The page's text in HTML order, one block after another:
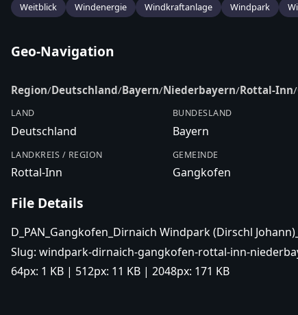
Weitblick
Windenergie Windkraftanlage Windpark
Geo-Navigation
Region/Deutschland/Bayern/Niederbayern/Rottal-Inn/
LAND
Deutschland
BUNDESLAND
Bayern
LANDKREIS / REGION
Rottal-Inn
GEMEINDE
Gangkofen
File Details
D_PAN_Gangkofen_Dirnaich Windpark (Dirschl
Slug: windpark-dirnaich-gangkofen-rottal-inn-
64px: 1 KB | 512px: 11 KB | 2048px: 171 KB